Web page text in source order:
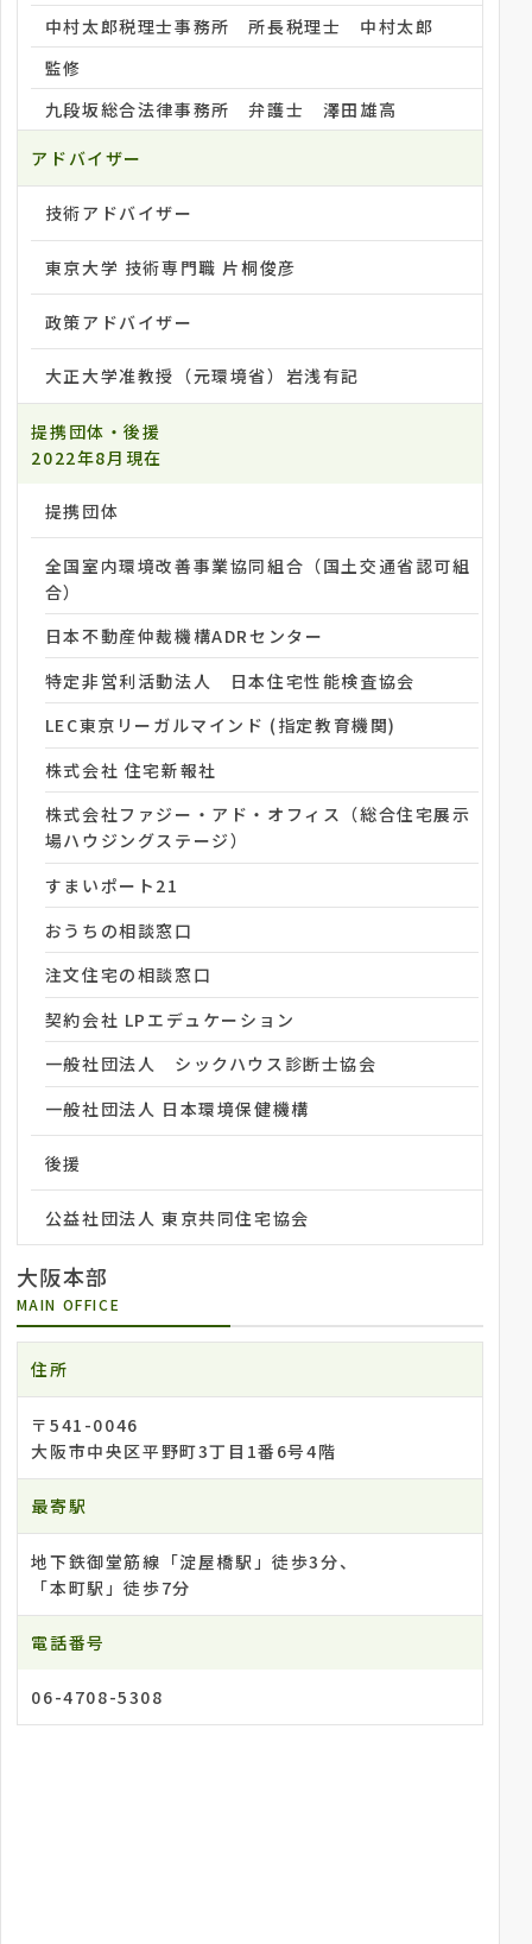
中村太郎税理士事務所 所長税理士 中村太郎
監修
九段坂総合法律事務所 弁護士 澤田雄高
アドバイザー
技術アドバイザー
東京大学 技術専門職 片桐俊彦
政策アドバイザー
大正大学准教授（元環境省）岩浅有記
提携団体・後援
2022年8月現在
提携団体
全国室内環境改善事業協同組合（国土交通省認可組
合）
日本不動産仲裁機構ADRセンター
特定非営利活動法人 日本住宅性能検査協会
LEC東京リーガルマインド (指定教育機関)
株式会社 住宅新報社
株式会社ファジー・アド・オフィス（総合住宅展示
場ハウジングステージ）
すまいポート21
おうちの相談窓口
注文住宅の相談窓口
契約会社 LPエデュケーション
一般社団法人 シックハウス診断士協会
一般社団法人 日本環境保健機構
後援
公益社団法人 東京共同住宅協会
大阪本部
MAIN OFFICE
住所
〒541-0046
大阪市中央区平野町3丁目1番6号4階
最寄駅
地下鉄御堂筋線「淀屋橋駅」徒歩3分、
「本町駅」徒歩7分
電話番号
06-4708-5308